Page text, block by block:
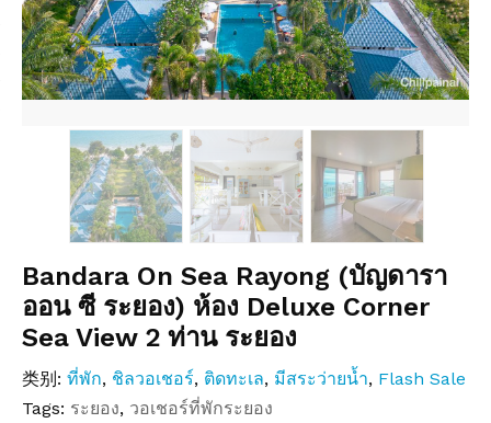
Bandara On Sea Rayong (บัญดารา
ออน ซี ระยอง) ห้อง Deluxe Corner
Sea View 2 ท่าน ระยอง
类别: ที่พัก, ชิลวอเชอร์, ติดทะเล, มีสระว่ายน้ำ, Flash Sale
Tags: ระยอง, วอเชอร์ที่พักระยอง